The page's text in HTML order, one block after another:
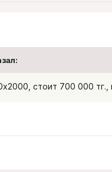
стоит 700 000 тг.,